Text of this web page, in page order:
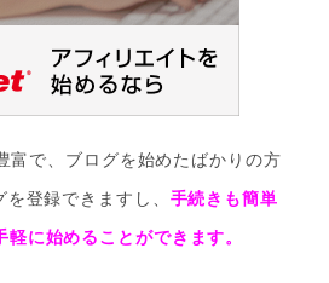
富で、ブログを始めたばかりの方
登録できますし、 手続きも簡単
に始めることができます。